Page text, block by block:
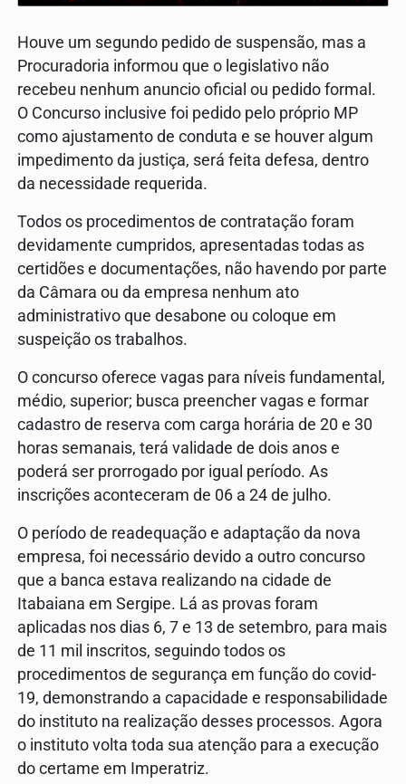
Houve um segundo pedido de suspensão, mas a
Procuradoria informou que o legislativo não
recebeu nenhum anuncio oficial ou pedido formal.
O Concurso inclusive foi pedido pelo próprio MP
como ajustamento de conduta e se houver algum
impedimento da justiça, será feita defesa, dentro
da necessidade requerida.
Todos os procedimentos de contratação foram
devidamente cumpridos, apresentadas todas as
certidões e documentações, não havendo por parte
da Câmara ou da empresa nenhum ato
administrativo que desabone ou coloque em
suspeição os trabalhos.
O concurso oferece vagas para níveis fundamental,
médio, superior; busca preencher vagas e formar
cadastro de reserva com carga horária de 20 e 30
horas semanais, terá validade de dois anos e
poderá ser prorrogado por igual período. As
inscrições aconteceram de 06 a 24 de julho.
O período de readequação e adaptação da nova
empresa, foi necessário devido a outro concurso
que a banca estava realizando na cidade de
Itabaiana em Sergipe. Lá as provas foram
aplicadas nos dias 6, 7 e 13 de setembro, para mais
de 11 mil inscritos, seguindo todos os
procedimentos de segurança em função do covid-
19, demonstrando a capacidade e responsabilidade
do instituto na realização desses processos. Agora
o instituto volta toda sua atenção para a execução
do certame em Imperatriz.